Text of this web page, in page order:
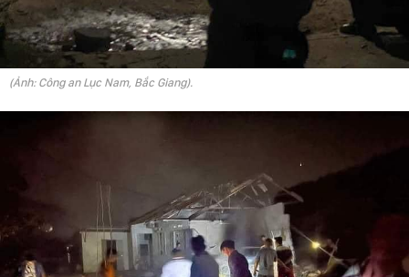
(Ảnh: Công an Lục Nam, Bắc Giang).